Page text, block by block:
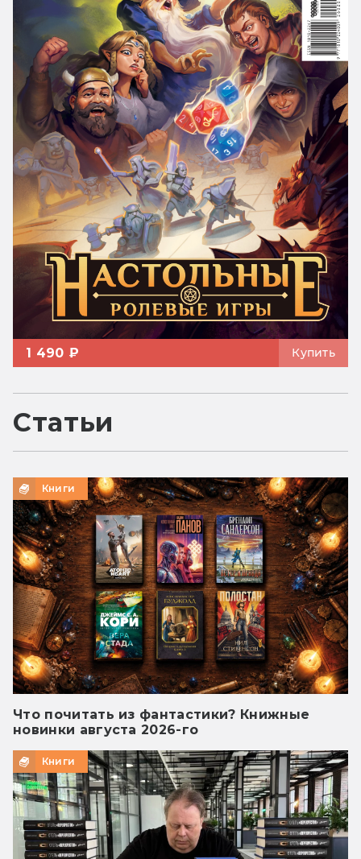
1 490 ₽ Купить
Статьи
Книги
Что почитать из фантастики? Книжные
новинки августа 2026-го
Книги